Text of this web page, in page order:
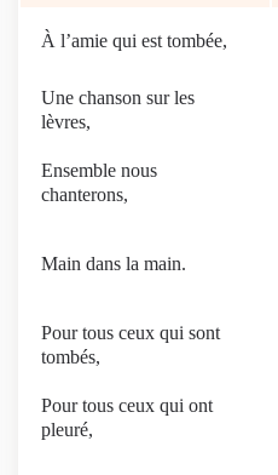
À l’amie qui est tombée,
Une chanson sur les
lèvres,
Ensemble nous
chanterons,
Main dans la main.
Pour tous ceux qui sont
tombés,
Pour tous ceux qui ont
pleuré,